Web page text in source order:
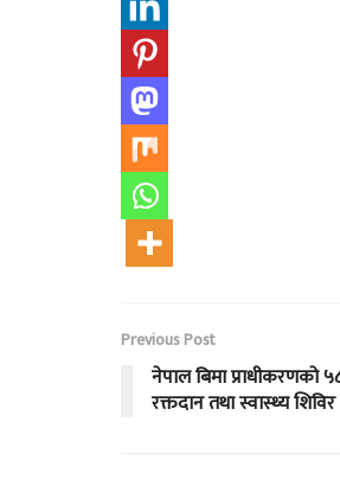
Previous Post
नेपाल बिमा प्राधीकरणको
रक्तदान तथा स्वास्थ्य शिविर